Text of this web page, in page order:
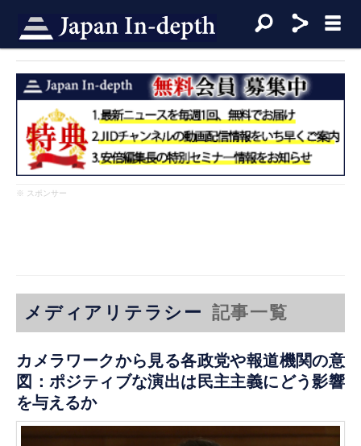
※ スポンサー
メディアリテラシー 記事一覧
カメラワークから見る各政党や報道機関の意
図：ポジティブな演出は民主主義にどう影響
を与えるか